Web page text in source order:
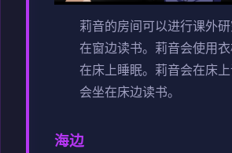
莉音的房间可以进行课外研
在窗边读书。 莉音会使用衣
在床上睡眠。 莉音会在床上
会坐在床边读书。
海边